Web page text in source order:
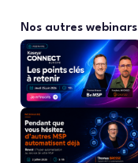
Nos autres webinars